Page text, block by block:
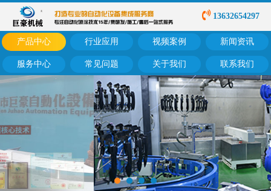
13632654297
产品中心 行业应用 视频案例 新闻资讯
服务中心 常见问题 关于我们 联系我们